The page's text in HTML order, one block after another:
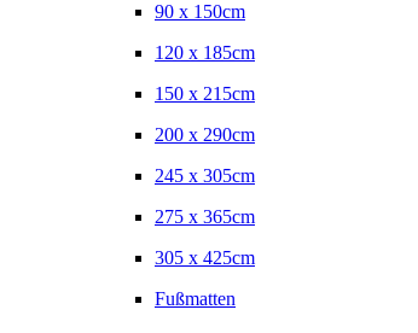
90 x 150cm
120 x 185cm
150 x 215cm
200 x 290cm
245 x 305cm
275 x 365cm
305 x 425cm
Fußmatten